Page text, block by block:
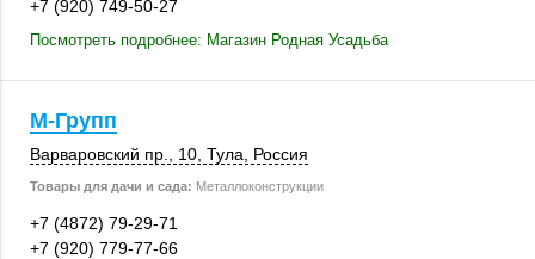
+7 (920) 749-50-27
Посмотреть подробнее: Магазин Родная Усадьба
М-Групп
Варваровский пр., 10, Тула Россия
Товары для дачи и сада: Металлоконструкции
+7 (4872) 79-29-71
+7 (920) 779-77-66